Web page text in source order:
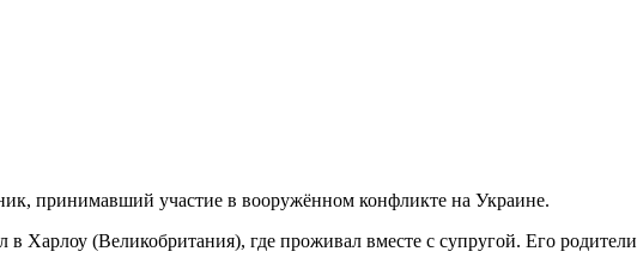
принимавший участие в вооружённом конфликте на Украине.
Харлоу (Великобритания), где проживал вместе с супругой. Его родители